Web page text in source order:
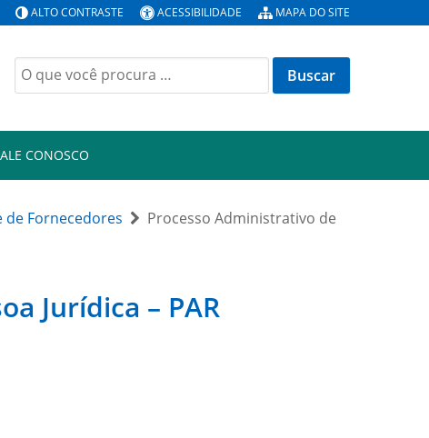
ALTO CONTRASTE ACESSIBILIDADE MAPA DO SITE
Buscar
por:
CONOSCO
Fornecedores
Processo Administrativo de
Jurídica – PAR